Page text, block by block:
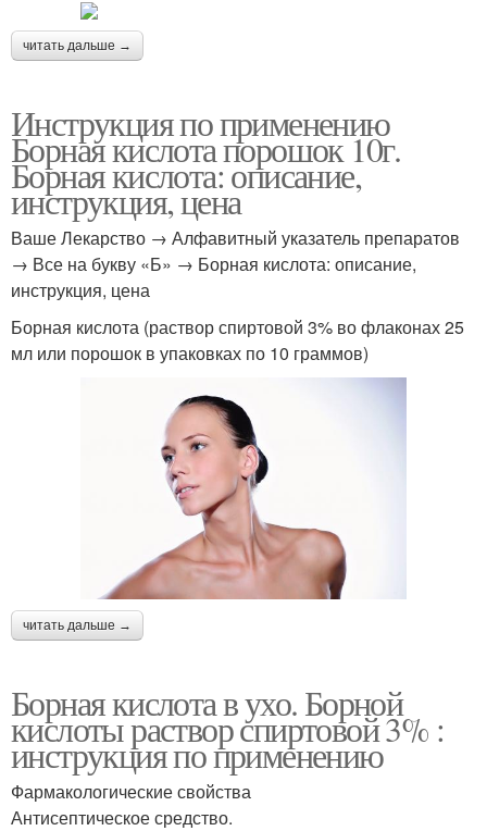
читать дальше →
Инструкция по применению
Борная кислота порошок 10г.
Борная кислота: описание,
инструкция, цена
Ваше Лекарство → Алфавитный указатель препаратов
→ Все на букву «Б» → Борная кислота: описание,
инструкция, цена
Борная кислота (раствор спиртовой 3% во флаконах 25
мл или порошок в упаковках по 10 граммов)
читать дальше →
Борная кислота в ухо. Борной
кислоты раствор спиртовой 3% :
инструкция по применению
Фармакологические свойства
Антисептическое средство.